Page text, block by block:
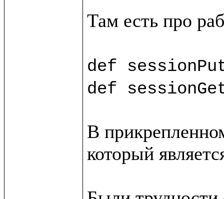
Там есть про
def
def
В
который